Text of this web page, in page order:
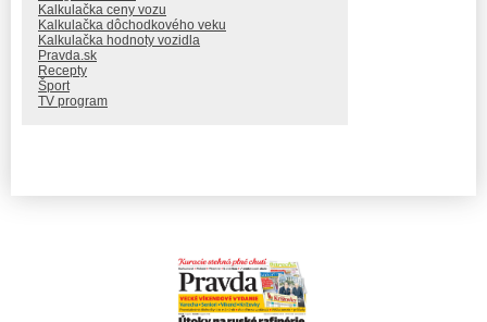
Kalkulačka ceny vozu
Kalkulačka dôchodkového veku
Kalkulačka hodnoty vozidla
Pravda.sk
Recepty
Šport
TV program